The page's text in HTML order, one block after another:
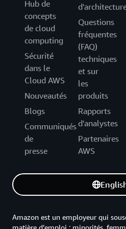
Hub de
concepts
de cloud
computing
Sécurité
dans le
Cloud AWS
Nouveautés
Blogs
Communiqués
de
presse
Questions
fréquentes
(FAQ)
techniques
et sur
les
produits
Rapports
d'analystes
Partenaires
AWS
Amazon est un employeur qui
matière d’emploi : minorités,